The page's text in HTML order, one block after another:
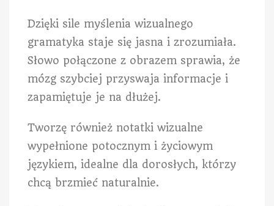
Dzięki sile myślenia wizualnego
gramatyka staje się jasna i zrozumiała.
Słowo połączone z obrazem sprawia, że
mózg szybciej przyswaja informacje i
zapamiętuje je na dłużej.
Tworzę również notatki wizualne
wypełnione potocznym i życiowym
językiem, idealne dla dorosłych, którzy
chcą brzmieć naturalnie.